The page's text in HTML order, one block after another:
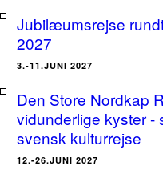
Jubilæumsrejse
2027
3.-11.JUNI 2027
Den Store Nordkap
vidunderlige kyster -
svensk kulturrejse
12.-26.JUNI 2027